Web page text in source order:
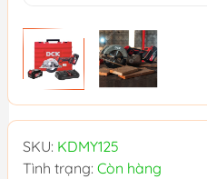
SKU: KDMY125
Tình trạng: Còn hàng